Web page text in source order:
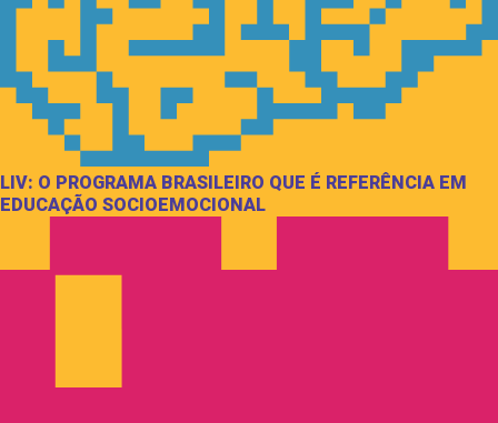
LIV: O PROGRAMA BRASILEIRO QUE É REFERÊNCIA EM
EDUCAÇÃO SOCIOEMOCIONAL